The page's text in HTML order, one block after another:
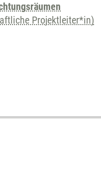
Projektleiter*in)